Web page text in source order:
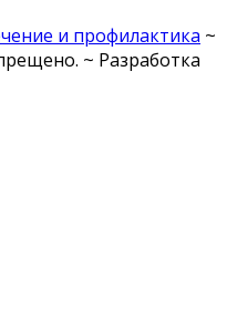
и профилактика ~
~ Разработка